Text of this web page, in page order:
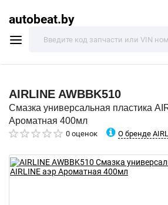
autobeat.by
AIRLINE AWBBK510
Смазка универсальная пластика
Ароматная 400мл
0 оценок О бренде